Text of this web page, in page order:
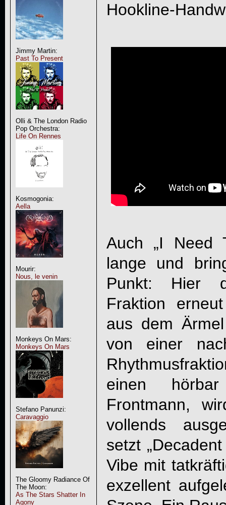
Jimmy Martin:
Past To Present
Olli & The London Radio
Pop Orchestra:
Life On Rennes
Kosmogonia:
Aella
Mourir:
Nous, le venin
Monkeys On Mars:
Monkeys On Mars
Stefano Panunzi:
Caravaggio
The Gloomy Radiance Of
The Moon:
As The Stars Shatter In
Agony
Hookline-
Auch „I Need
lange und
Punkt: Hier
Fraktion
aus dem
von einer
einen
Frontmann,
vollends
setzt
Vibe mit
exzellent